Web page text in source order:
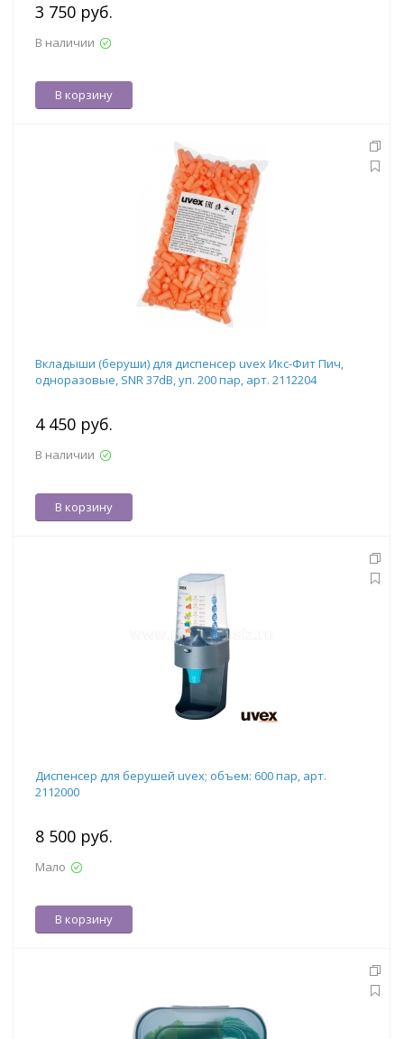
3 750 руб.
В наличии
В корзину
Вкладыши (беруши) для диспенсер uvex Икс-Фит Пич,
одноразовые, SNR 37dB, уп. 200 пар, арт. 2112204
4 450 руб.
В наличии
В корзину
Диспенсер для берушей uvex; объем: 600 пар, арт.
2112000
8 500 руб.
Мало
В корзину